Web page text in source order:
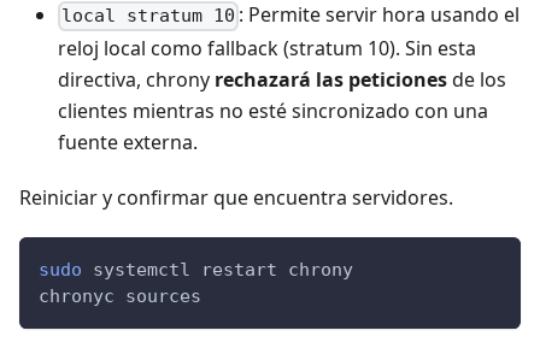
local stratum 10 : Permite servir hora usando el
reloj local como fallback (stratum 10). Sin esta
directiva, chrony rechazará las peticionesde los
clientes mientras no esté sincronizado con una
fuente externa.
Reiniciar y confirmar que encuentra servidores.
sudo systemctl restart chrony
chronyc sources